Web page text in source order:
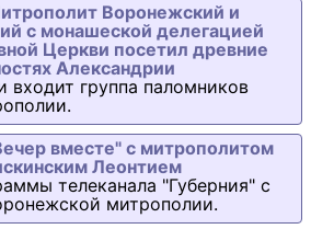
Воронежский и
с монашеской делегацией
Церкви посетил древние
Александрии
входит группа паломников
вместе" с митрополитом
Леонтием
телеканала "Губерния" с
митрополии.